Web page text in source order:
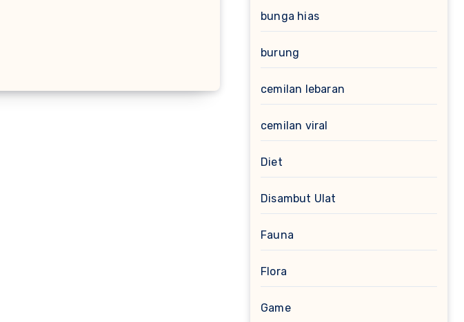
bunga hias
burung
cemilan lebaran
cemilan viral
Diet
Disambut Ulat
Fauna
Flora
Game